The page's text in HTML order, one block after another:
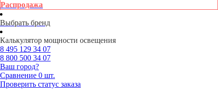
Распродажа
Выбрать бренд
Калькулятор мощности освещения
8 495 129 34 07
8 800 500 34 07
Ваш город?
Сравнение 0 шт.
Проверить статус заказа